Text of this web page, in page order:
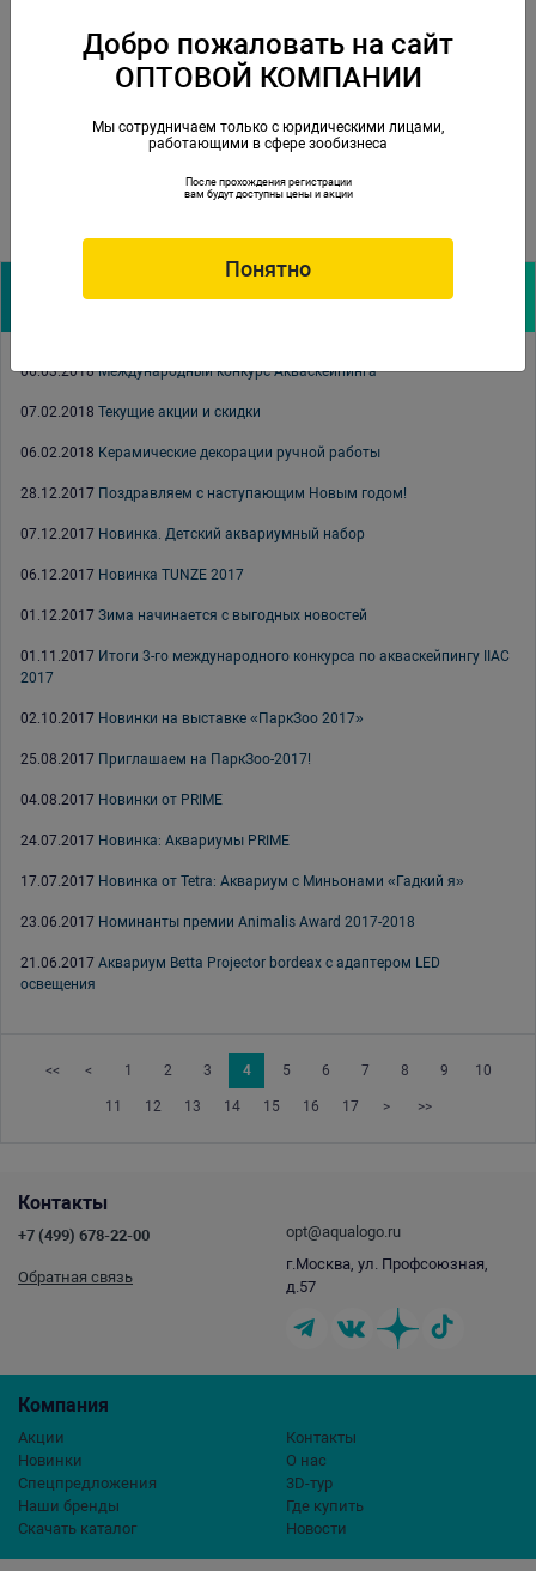
Архив новостей:
06.03.2018Международный конкурс Акваскейпинга
07.02.2018 Текущие акции и скидки
06.02.2018 Керамические декорации ручной работы
28.12.2017 Поздравляем с наступающим Новым годом!
07.12.2017 Новинка. Детский аквариумный набор
06.12.2017 Новинка TUNZE 2017
01.12.2017 Зима начинается с выгодных новостей
01.11.2017 Итоги 3-го международного конкурса по акваскейпингу IIAC
2017
02.10.2017 Новинки на выставке «ПаркЗоо 2017»
25.08.2017 Приглашаем на ПаркЗоо-2017!
04.08.2017 Новинки от PRIME
24.07.2017 Новинка: Аквариумы PRIME
17.07.2017 Новинка от Tetra: Аквариум с Миньонами «Гадкий я»
23.06.2017 Номинанты премии Animalis Award 2017-2018
21.06.2017 Аквариум Betta Projector bordeax с адаптером LED
освещения
<< < 1 2 3 4 5 6 7 8 9 10
11 12 13 14 15 16 17 > >>
Компания
Акции
Новинки
Спецпредложения
Наши бренды
Скачать каталог
Контакты
О нас
3D-тур
Где купить
Новости
Контакты
+7 (499) 678-22-00
Обратная связь
opt@aqualogo.ru
г.Москва, ул. Профсоюзная,
д.57
Добро пожаловать на сайт
ОПТОВОЙ КОМПАНИИ
Мы сотрудничаем только с юридическими лицами,
работающими в сфере зообизнеса
После прохождения регистрации
вам будут доступны цены и акции
Понятно